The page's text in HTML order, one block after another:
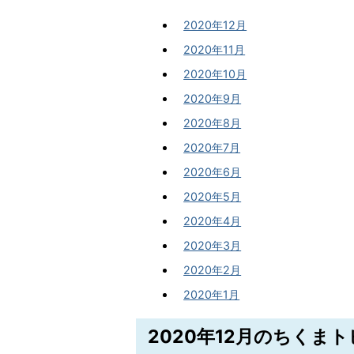
2020年12月
2020年11月
2020年10月
2020年9月
2020年8月
2020年7月
2020年6月
2020年5月
2020年4月
2020年3月
2020年2月
2020年1月
2020年12月のちくまト